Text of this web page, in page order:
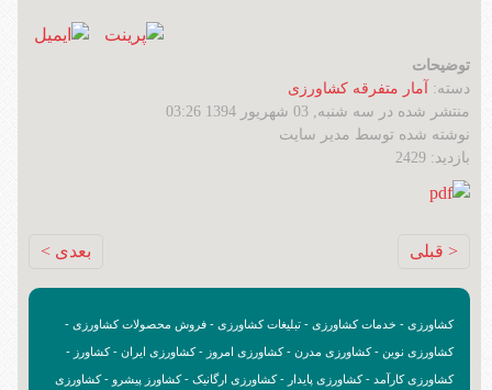
توضیحات
دسته: آمار متفرقه کشاورزی
منتشر شده در سه شنبه, 03 شهریور 1394 03:26
نوشته شده توسط مدیر سایت
بازدید: 2429
< قبلی بعدی >
کشاورزی - خدمات کشاورزی - تبلیغات کشاورزی - فروش محصولات کشاورزی -
کشاورزی نوین - کشاورزی مدرن - کشاورزی امروز - کشاورزی ایران - کشاورز -
کشاورزی کارآمد - کشاورزی پایدار - کشاورزی ارگانیک - کشاورز پیشرو - کشاورزی